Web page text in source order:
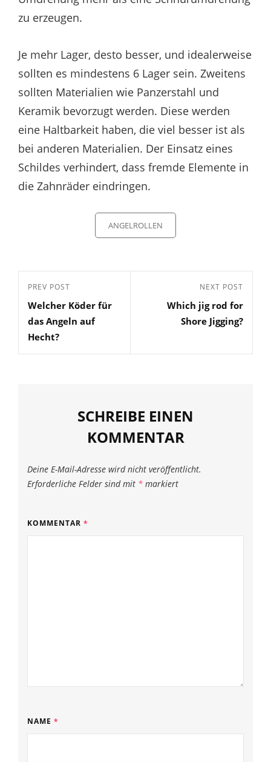
zu erzeugen.
Je mehr Lager, desto besser, und idealerweise
sollten es mindestens 6 Lager sein. Zweitens
sollten Materialien wie Panzerstahl und
Keramik bevorzugt werden. Diese werden
eine Haltbarkeit haben, die viel besser ist als
bei anderen Materialien. Der Einsatz eines
Schildes verhindert, dass fremde Elemente in
die Zahnräder eindringen.
ANGELROLLEN
Beitragsnavigation
Previous
Post
PREV POST
Welcher Köder für
das Angeln auf
Hecht?
Post
NEXT POST
Which jig rod for
Shore Jigging?
SCHREIBE EINEN
KOMMENTAR
Deine E-Mail-Adresse wird nicht veröffentlicht.
Erforderliche Felder sind mit * markiert
KOMMENTAR *
NAME *